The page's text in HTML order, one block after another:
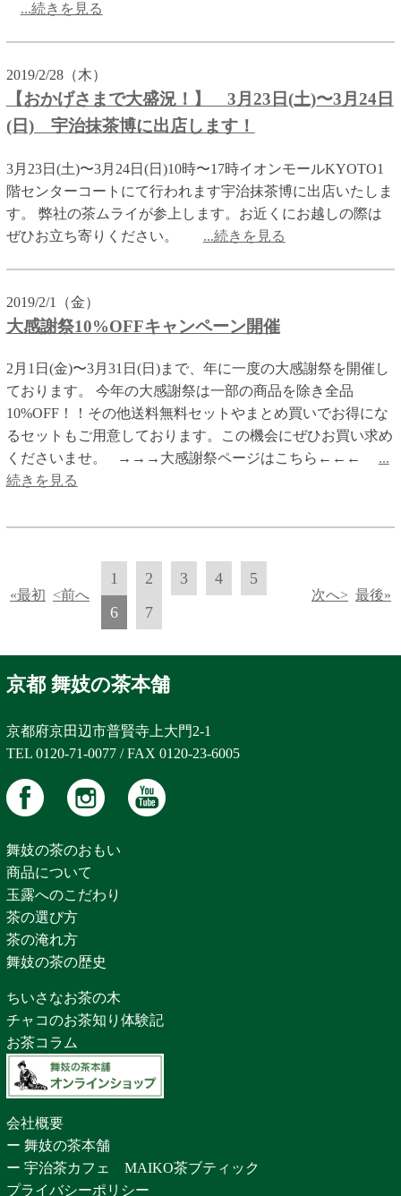
...続きを見る
2019/2/28（木）
【おかげさまで大盛況！】 3月23日(土)〜3月24日
(日) 宇治抹茶博に出店します！
3月23日(土)〜3月24日(日)10時〜17時イオンモールKYOTO1
階センターコートにて行われます宇治抹茶博に出店いたしま
す。 弊社の茶ムライが参上します。お近くにお越しの際は
ぜひお立ち寄りください。 ...続きを見る
2019/2/1（金）
大感謝祭10%OFFキャンペーン開催
2月1日(金)〜3月31日(日)まで、年に一度の大感謝祭を開催し
ております。 今年の大感謝祭は一部の商品を除き全品
10%OFF！！その他送料無料セットやまとめ買いでお得にな
るセットもご用意しております。この機会にぜひお買い求め
くださいませ。 →→→大感謝祭ページはこちら←←← ...
続きを見る
«最初 <前へ
1 2 3 4
5
6
7
次へ> 最後»
京都 舞妓の茶本舗
京都府京田辺市普賢寺上大門2-1
TEL 0120-71-0077 / FAX 0120-23-6005
舞妓の茶のおもい
商品について
玉露へのこだわり
茶の選び方
茶の淹れ方
舞妓の茶の歴史
ちいさなお茶の木
チャコのお茶知り体験記
お茶コラム
会社概要
ー 舞妓の茶本舗
ー 宇治茶カフェ MAIKO茶ブティック
プライバシーポリシー